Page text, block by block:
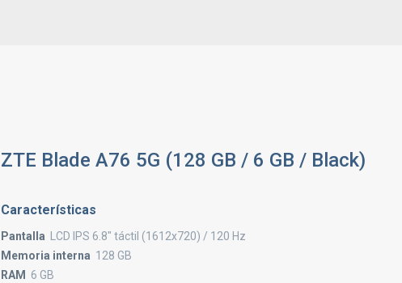
ZTE Blade A76 5G (128 GB / 6 GB / Black)
Características
Pantalla
LCD IPS 6.8" táctil (1612x720) / 120 Hz
Memoria interna 128 GB
RAM
6 GB